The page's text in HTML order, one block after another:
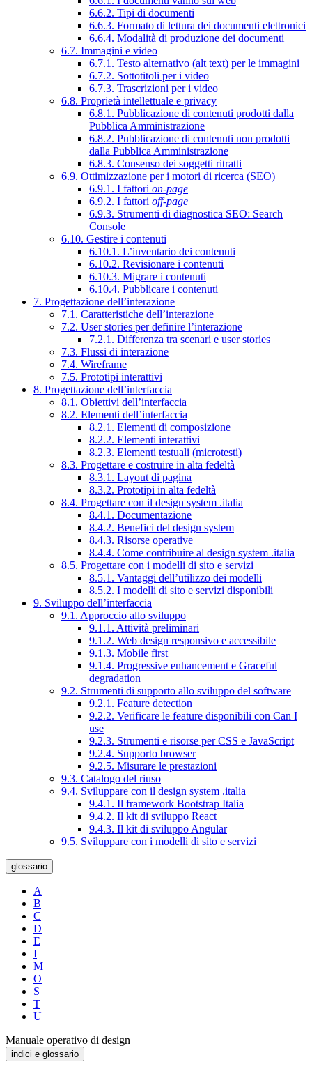
6.6.2. Tipi di documenti
6.6.3. Formato di lettura dei documenti elettronici
6.6.4. Modalità di produzione dei documenti
6.7. Immagini e video
6.7.1. Testo alternativo (alt text) per le immagini
6.7.2. Sottotitoli per i video
6.7.3. Trascrizioni per i video
6.8. Proprietà intellettuale e privacy
6.8.1. Pubblicazione di contenuti prodotti dalla
Pubblica Amministrazione
6.8.2. Pubblicazione di contenuti non prodotti
dalla Pubblica Amministrazione
6.8.3. Consenso dei soggetti ritratti
6.9. Ottimizzazione per i motori di ricerca (SEO)
6.9.1. I fattori on-page
6.9.2. I fattori off-page
6.9.3. Strumenti di diagnostica SEO: Search
Console
6.10. Gestire i contenuti
6.10.1. L’inventario dei contenuti
6.10.2. Revisionare i contenuti
6.10.3. Migrare i contenuti
6.10.4. Pubblicare i contenuti
7. Progettazione dell’interazione
7.1. Caratteristiche dell’interazione
7.2. User stories per definire l’interazione
7.2.1. Differenza tra scenari e user stories
7.3. Flussi di interazione
7.4. Wireframe
7.5. Prototipi interattivi
8. Progettazione dell’interfaccia
8.1. Obiettivi dell’interfaccia
8.2. Elementi dell’interfaccia
8.2.1. Elementi di composizione
8.2.2. Elementi interattivi
8.2.3. Elementi testuali (microtesti)
8.3. Progettare e costruire in alta fedeltà
8.3.1. Layout di pagina
8.3.2. Prototipi in alta fedeltà
8.4. Progettare con il design system .italia
8.4.1. Documentazione
8.4.2. Benefici del design system
8.4.3. Risorse operative
8.4.4. Come contribuire al design system .italia
8.5. Progettare con i modelli di sito e servizi
8.5.1. Vantaggi dell’utilizzo dei modelli
8.5.2. I modelli di sito e servizi disponibili
9. Sviluppo dell’interfaccia
9.1. Approccio allo sviluppo
9.1.1. Attività preliminari
9.1.2. Web design responsivo e accessibile
9.1.3. Mobile first
9.1.4. Progressive enhancement e Graceful
degradation
9.2. Strumenti di supporto allo sviluppo del software
9.2.1. Feature detection
9.2.2. Verificare le feature disponibili con Can I
use
9.2.3. Strumenti e risorse per CSS e JavaScript
9.2.4. Supporto browser
9.2.5. Misurare le prestazioni
9.3. Catalogo del riuso
9.4. Sviluppare con il design system .italia
9.4.1. Il framework Bootstrap Italia
9.4.2. Il kit di sviluppo React
9.4.3. Il kit di sviluppo Angular
9.5. Sviluppare con i modelli di sito e servizi
glossario
A
B
C
D
E
I
M
O
S
T
U
Manuale operativo di design
indici e glossario